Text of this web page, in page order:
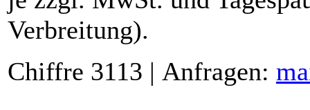
Verbreitung).
Chiffre 3113 | Anfragen: